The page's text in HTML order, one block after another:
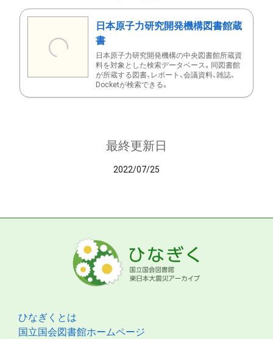
日本原子力研究開発機構図書館蔵
書
日本原子力研究開発機構の中央図書館所蔵資
料を対象とした検索データベース。同図書館
が所蔵する図書、レポート、会議資料、雑誌、
Docketが検索できる。
最終更新日
2022/07/25
ひなぎくとは
国立国会図書館ホームページ